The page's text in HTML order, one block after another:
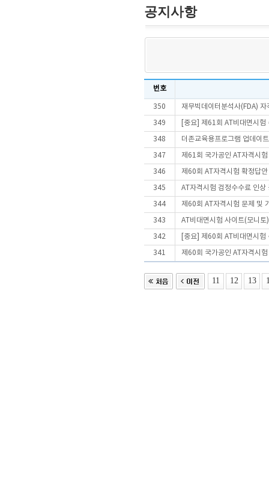
공지사항
번호
350 재무빅데이터분석사(FDA)
349 [중요] 제61회 AT비대면시험
348 더존교육용프로그램 업데이
347 제61회 국가공인 AT자격시
346 제60회 AT자격시험 확정답
345 AT자격시험 검정수수료 인상
344 제60회 AT자격시험 문제 및
343 AT비대면시험 사이트(모니토
342 [중요] 제60회 AT비대면시험
341 제60회 국가공인 AT자격시
11 12 13